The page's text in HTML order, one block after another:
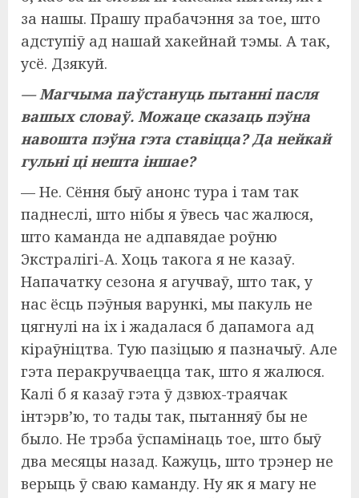
за нашы. Прашу прабачэння за тое, што
адступіў ад нашай хакейнай тэмы. А так,
усё. Дзякуй.
— Магчыма паўстануць пытанні пасля
вашых словаў. Можаце сказаць пэўна
навошта пэўна гэта ставіцца? Да нейкай
гульні ці нешта іншае?
— Не. Сёння быў анонс тура і там так
паднеслі, што нібы я ўвесь час жалюся,
што каманда не адпавядае роўню
Экстралігі-А. Хоць такога я не казаў.
Напачатку сезона я агучваў, што так, у
нас ёсць пэўныя варункі, мы пакуль не
цягнулі на іх і жадалася б дапамога ад
кіраўніцтва. Тую пазіцыю я пазначыў. Але
гэта перакручваецца так, што я жалюся.
Калі б я казаў гэта ў дзвюх-траячак
інтэрв’ю, то тады так, пытанняў бы не
было. Не трэба ўспамінаць тое, што быў
два месяцы назад. Кажуць, што трэнер не
верыць ў сваю каманду. Ну як я магу не